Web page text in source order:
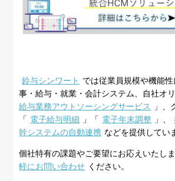
鈴与シンワート では従業員規模や機能
事・給与・就業・会計システム、自社オ
給与業務アウトソーシングサービス
」、
「 電子給与明細 」「 電子年末調整 」、
幹システムの自動連携 などを提供してい
個社特有の課題やご要望にお応えいたし
軽にお問い合わせ ください。